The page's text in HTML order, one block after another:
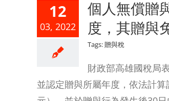
12
03, 2022
個人無償贈
度，其贈與
Tags:贈與稅
財政部高雄國稅局
並認定贈與所屬年度，依法計